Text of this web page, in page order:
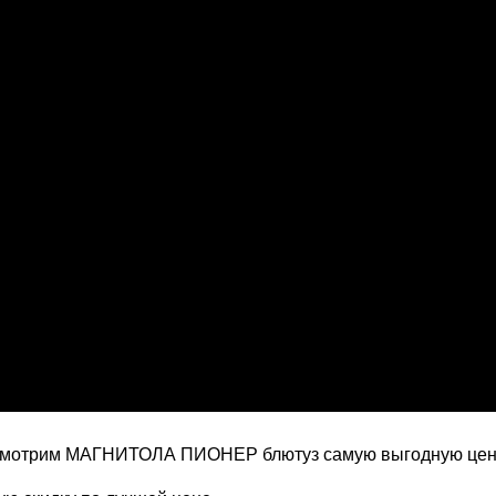
МАГНИТОЛА ПИОНЕР блютуз самую выгодную